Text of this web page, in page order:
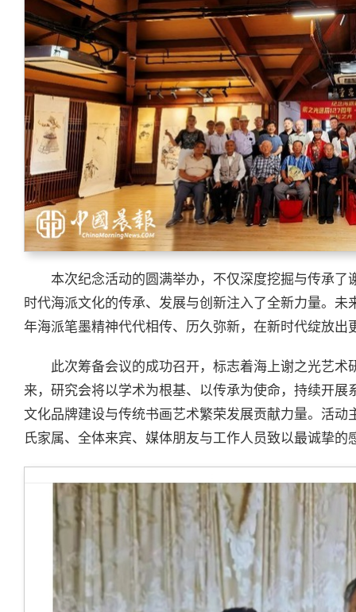
本次纪念活动的圆满举办，不仅深度挖掘与传承
时代海派文化的传承、发展与创新注入了全新力量。
年海派笔墨精神代代相传、历久弥新，在新时代绽放出
此次筹备会议的成功召开，标志着海上谢之光艺
来，研究会将以学术为根基、以传承为使命，持续开
文化品牌建设与传统书画艺术繁荣发展贡献力量。活
氏家属、全体来宾、媒体朋友与工作人员致以最诚挚的